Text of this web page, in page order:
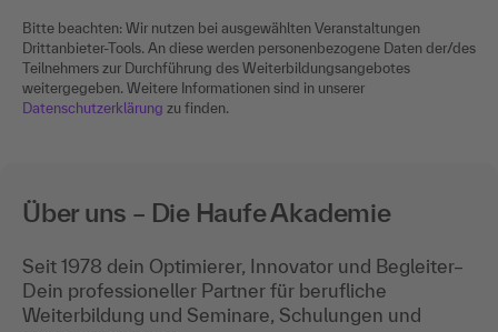
Bitte beachten: Wir nutzen bei ausgewählten Veranstaltungen
Drittanbieter-Tools. An diese werden personenbezogene Daten der/des
Teilnehmers zur Durchführung des Weiterbildungsangebotes
weitergegeben. Weitere Informationen sind in unserer
Datenschutzerklärung zu finden.
Über uns – Die Haufe Akademie
Seit 1978 dein Optimierer, Innovator und Begleiter–
Dein professioneller Partner für berufliche
Weiterbildung und Seminare, Schulungen und